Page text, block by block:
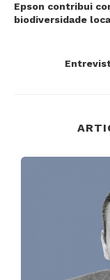
Epson contribui
biodiversidade